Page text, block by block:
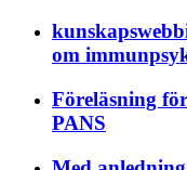
om
Föreläsning
PANS